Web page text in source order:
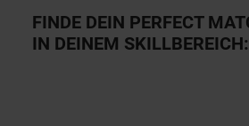
FINDE DEIN PERFECT
IN DEINEM SKILLBEREICH: